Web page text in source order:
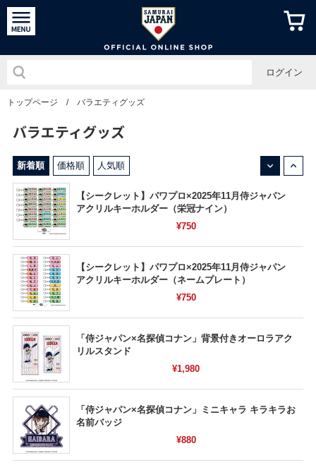
侍ジャパ
ログイン
トップページ / バラエティグッズ
バラエティグッズ
新着順 価格順 人気順
【シークレット】パワプロ×2025年11月侍ジャパン
アクリルキーホルダー（栄冠ナイン）
¥750
【シークレット】パワプロ×2025年11月侍ジャパン
アクリルキーホルダー（ネームプレート）
¥750
「侍ジャパン×名探偵コナン」背景付きオーロラアク
リルスタンド
¥1,980
「侍ジャパン×名探偵コナン」ミニキャラ キラキラお
名前バッジ
¥880